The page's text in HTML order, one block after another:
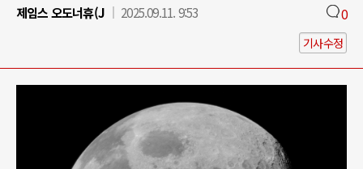
제임스 오도너휴(J
2025.09.11. 9:53 0
기사수정